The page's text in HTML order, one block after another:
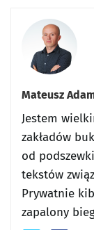
Mateusz
Jestem
zakładów
od
tekstów
Prywatnie
zapalony